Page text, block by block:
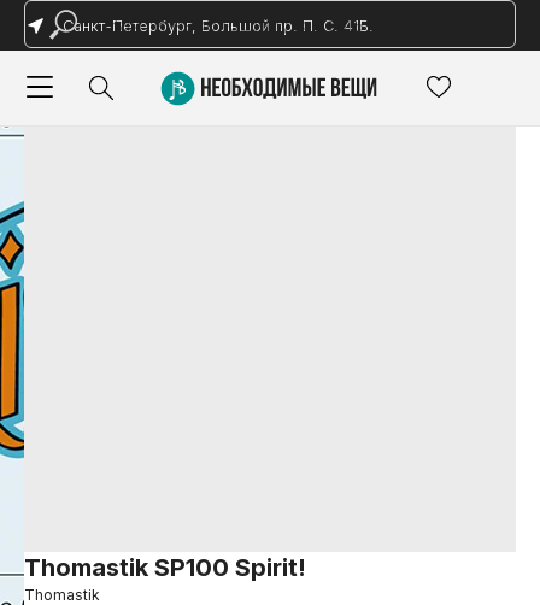
Санкт-Петербург, Большой пр. П. С. 41Б.
Thomastik SP100 Spirit!
Thomastik